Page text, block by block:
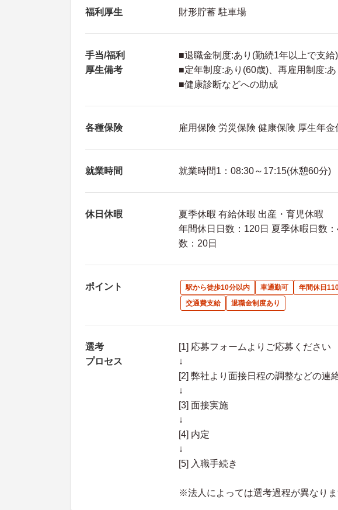
福利厚生 財形貯蓄 駐車場
手当/福利
厚生備考
■退職金制度:あり(勤続1年以上で支給)
■定年制度:あり(60歳)、再雇用制度:
■健康診断などへの助成
各種保険 雇用保険 労災保険 健康保険 厚生年金
就業時間 就業時間1：08:30～17:15(休憩60分)
休日休暇
夏季休暇 有給休暇 出産・育児休暇
年間休日日数：120日 夏季休暇日数
数：20日
ポイント 駅から徒歩10分以内 車通勤可 年間休日
交通費支給
退職金制度あり
選考
プロセス
[1] 応募フォームよりご応募ください
↓
[2] 弊社より面接日程の調整などの連
↓
[3] 面接実施
↓
[4] 内定
↓
[5] 入職手続き
※法人によっては選考過程が異なり